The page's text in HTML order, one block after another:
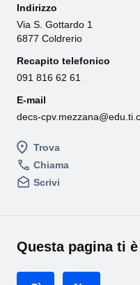
Trova
Chiama
Scrivi
Indirizzo
Via S. Gottardo 1
6877 Coldrerio
Recapito telefonico
091 816 62 61
E-mail
decs-
Questa pagina ti